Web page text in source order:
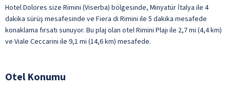
Hotel Dolores size Rimini (Viserba) bölgesinde, Minyatür İtalya ile 4
dakika sürüş mesafesinde ve Fiera di Rimini ile 5 dakika mesafede
konaklama fırsatı sunuyor. Bu plaj olan otel Rimini Plajı ile 2,7 mi (4,4 km)
ve Viale Ceccarini ile 9,1 mi (14,6 km) mesafede.
Otel Konumu